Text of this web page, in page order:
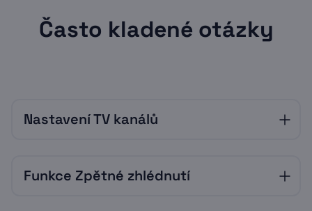
Často kladené otázky
Nastavení TV kanálů
Pořadí stanic v set-top boxu lze snadno
Funkce Zpětné zhlédnutí